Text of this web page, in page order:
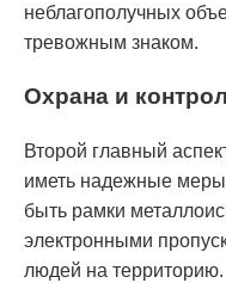
неблагополучных
тревожным знаком.
Охрана и
Второй главный
иметь надежные меры
быть рамки
электронными
людей на